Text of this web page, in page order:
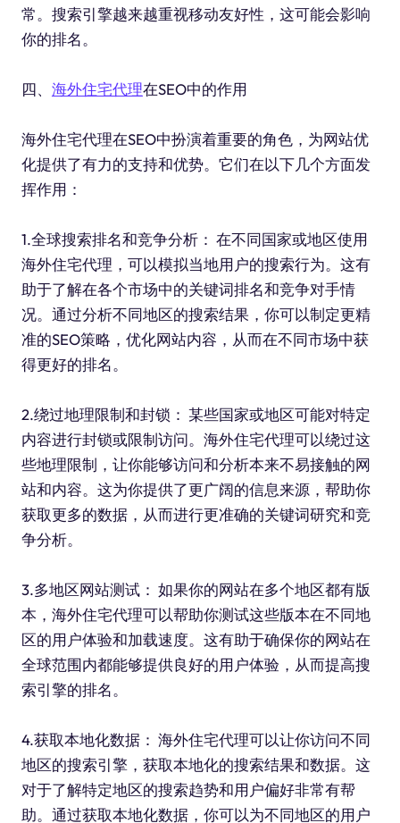
常。搜索引擎越来越重视移动友好性，这可能会影响
你的排名。
四、 海外住宅代理在SEO中的作用
海外住宅代理在SEO中扮演着重要的角色，为网站优
化提供了有力的支持和优势。它们在以下几个方面发
挥作用：
1.全球搜索排名和竞争分析： 在不同国家或地区使用
海外住宅代理，可以模拟当地用户的搜索行为。这有
助于了解在各个市场中的关键词排名和竞争对手情
况。通过分析不同地区的搜索结果，你可以制定更精
准的SEO策略，优化网站内容，从而在不同市场中获
得更好的排名。
2.绕过地理限制和封锁： 某些国家或地区可能对特定
内容进行封锁或限制访问。海外住宅代理可以绕过这
些地理限制，让你能够访问和分析本来不易接触的网
站和内容。这为你提供了更广阔的信息来源，帮助你
获取更多的数据，从而进行更准确的关键词研究和竞
争分析。
3.多地区网站测试： 如果你的网站在多个地区都有版
本，海外住宅代理可以帮助你测试这些版本在不同地
区的用户体验和加载速度。这有助于确保你的网站在
全球范围内都能够提供良好的用户体验，从而提高搜
索引擎的排名。
4.获取本地化数据： 海外住宅代理可以让你访问不同
地区的搜索引擎，获取本地化的搜索结果和数据。这
对于了解特定地区的搜索趋势和用户偏好非常有帮
助。通过获取本地化数据，你可以为不同地区的用户